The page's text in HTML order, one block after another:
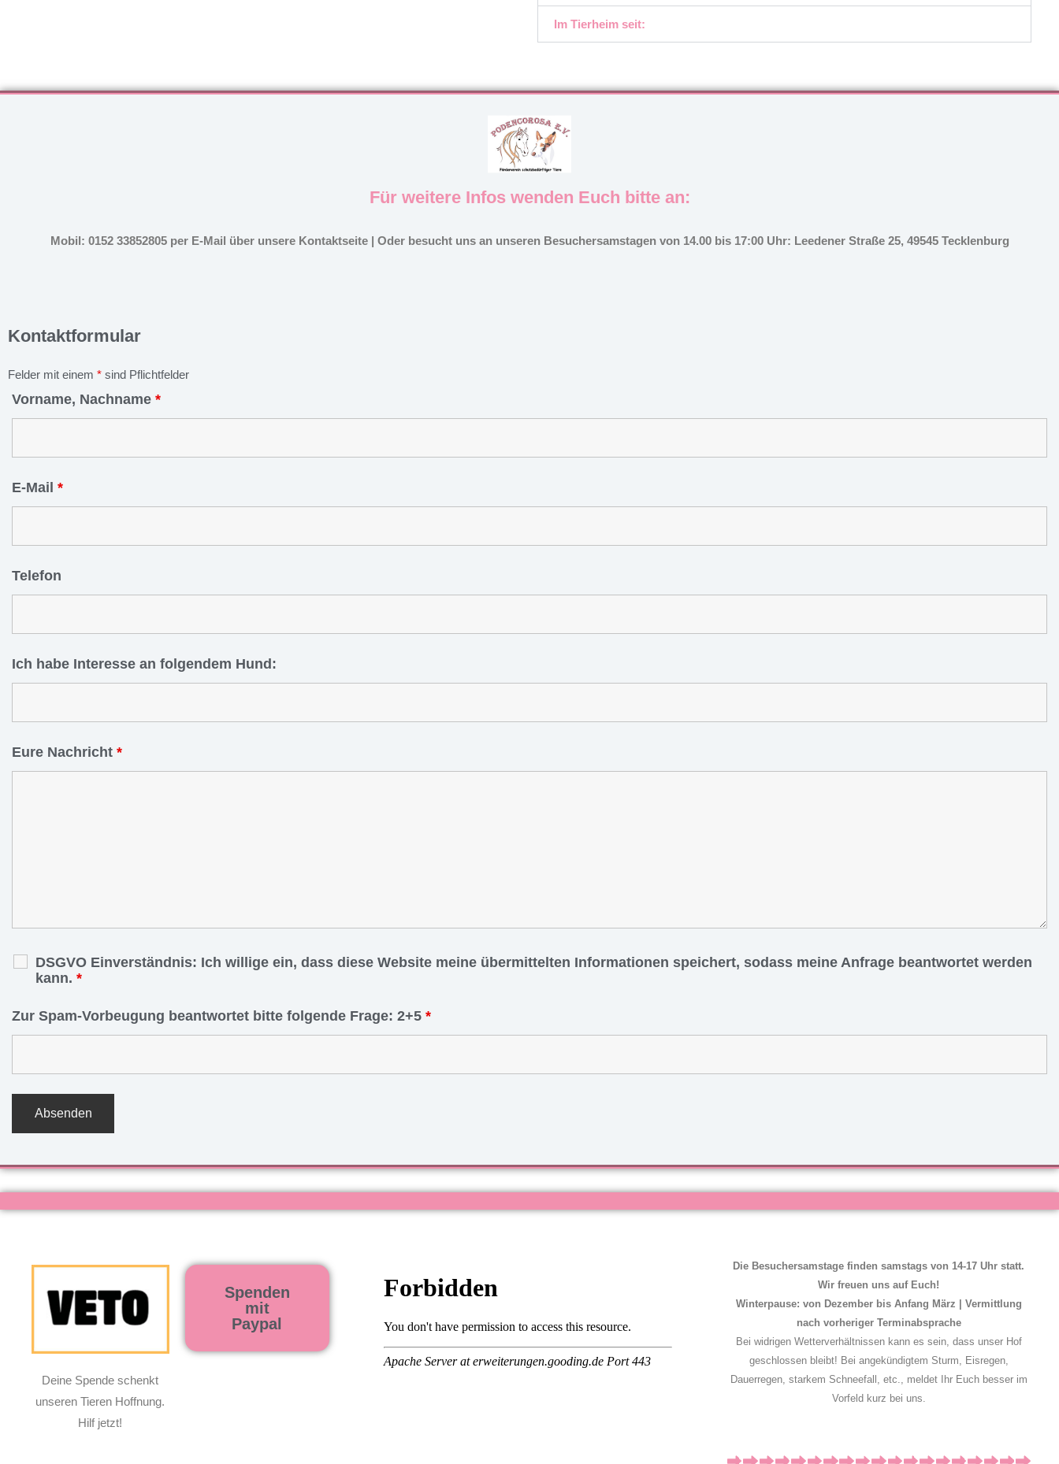
Im Tierheim seit:
Für weitere Infos wenden Euch bitte an:
Mobil: 0152 33852805 per E-Mail über unsere Kontaktseite | Oder besucht uns an unseren Besuchersamstagen von 14.00 bis 17:00 Uhr: Leedener Straße 25, 49545 Tecklenburg
Kontaktformular
Felder mit einem * sind Pflichtfelder
Vorname, Nachname *
E-Mail *
Telefon
Ich habe Interesse an folgendem Hund:
Eure Nachricht *
DSGVO Einverständnis: Ich willige ein, dass diese Website meine übermittelten Informationen speichert, sodass meine Anfrage beantwortet werden
kann. *
Zur Spam-Vorbeugung beantwortet bitte folgende Frage: 2+5 *
Deine Spende schenkt
unseren Tieren Hoffnung.
Hilf jetzt!
Spenden
mit
Paypal
Die Besuchersamstage finden samstags von 14-17 Uhr statt.
Wir freuen uns auf Euch!
Winterpause: von Dezember bis Anfang März | Vermittlung
nach vorheriger Terminabsprache
Bei widrigen Wetterverhältnissen kann es sein, dass unser Hof
geschlossen bleibt! Bei angekündigtem Sturm, Eisregen,
Dauerregen, starkem Schneefall, etc., meldet Ihr Euch besser im
Vorfeld kurz bei uns.